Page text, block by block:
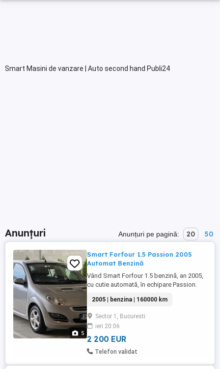
Smart Masini de vanzare | Auto second hand Publi24
Anunțuri Anunțuri pe pagină: 20 50
5
Smart Forfour 1.5 Passion 2005
Automat Benzină
Vând Smart Forfour 1.5 benzină, an 2005,
cu cutie automată, în echipare Passion.
* 160.000 km * Cutie automată * 160.000
km * Climatronic aer condiționat * Scaune
încălzite * 4 geamuri electrice * Plafon din
sticlă * Spălătoare faruri * Jante aliaj * ...
2005 | benzina | 160000 km
Sector 1, Bucuresti
ieri 20:06
2 200 EUR
Telefon validat